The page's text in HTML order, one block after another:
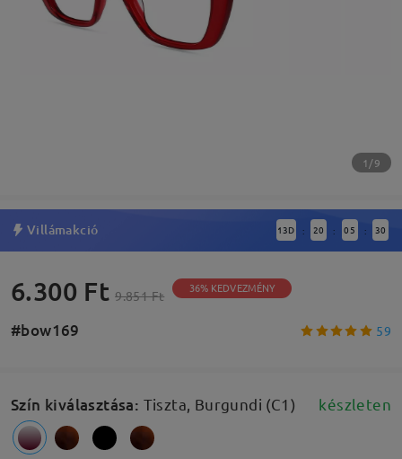
1/9
Villámakció 13D : 20 : 05 : 29
6.300 Ft 9.851 Ft 36% KEDVEZMÉNY
#bow169 59
Szín kiválasztása: Tiszta, Burgundi (C1) készleten